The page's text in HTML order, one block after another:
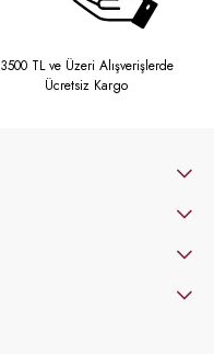
3500 TL ve Üzeri Alışverişlerde
Ücretsiz Kargo